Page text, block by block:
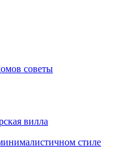
советы
вилла
стиле